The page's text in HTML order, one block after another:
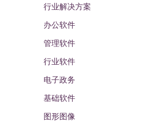
行业解决方案
办公软件
管理软件
行业软件
电子政务
基础软件
图形图像